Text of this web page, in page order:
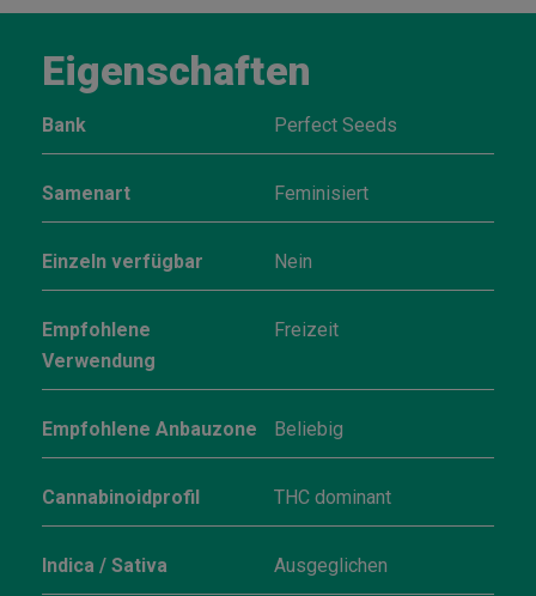
Eigenschaften
Bank Perfect Seeds
Samenart Feminisiert
Einzeln verfügbar Nein
Empfohlene
Verwendung
Freizeit
Empfohlene Anbauzone Beliebig
Cannabinoidprofil THC dominant
Indica / Sativa Ausgeglichen